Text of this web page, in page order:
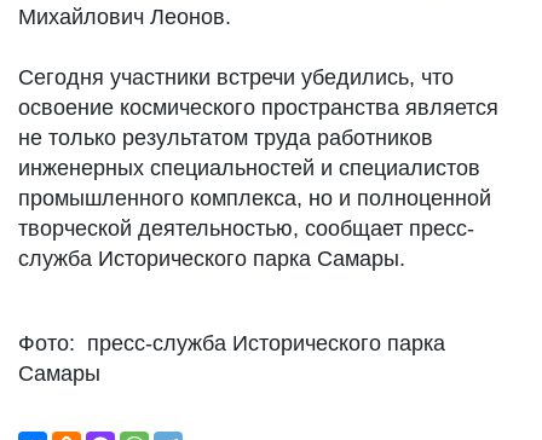
Михайлович Леонов.
Сегодня участники встречи убедились, что
освоение космического пространства является
не только результатом труда работников
инженерных специальностей и специалистов
промышленного комплекса, но и полноценной
творческой деятельностью, сообщает пресс-
служба Исторического парка Самары.
Фото: пресс-служба Исторического парка
Самары